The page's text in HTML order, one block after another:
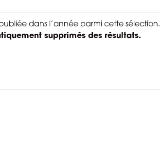
dans l’année parmi cette sélection.
supprimés des résultats.